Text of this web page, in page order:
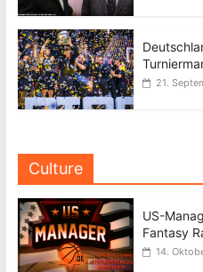
21.
Culture
US-
Fantasy
14.